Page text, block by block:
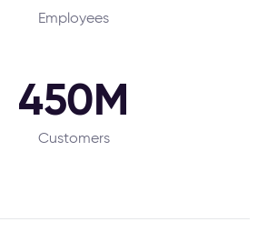
Employees
450M
Customers